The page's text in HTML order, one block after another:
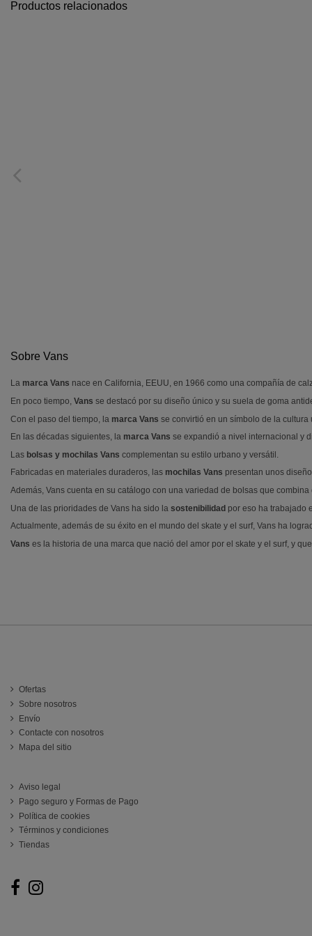
Productos relacionados
Sobre Vans
La marca Vans nace en California, EEUU, en 1966 como una compañía de
En poco tiempo, Vans se destacó por su diseño único y su suela de goma
Con el paso del tiempo, la marca Vans se convirtió en un símbolo de la
En las décadas siguientes, la marca Vans se expandió a nivel internacional y
Las bolsas y mochilas Vans complementan su estilo urbano y versátil.
Fabricadas en materiales duraderos, las mochilas Vans presentan unos
Además, Vans cuenta en su catálogo con una variedad de bolsas que
Una de las prioridades de Vans ha sido la sostenibilidad por eso ha trabajado
Actualmente, además de su éxito en el mundo del skate y el surf, Vans ha
Vans es la historia de una marca que nació del amor por el skate y el surf, y
Ofertas
Sobre nosotros
Envío
Contacte con nosotros
Mapa del sitio
Aviso legal
Pago seguro y Formas de Pago
Política de cookies
Términos y condiciones
Tiendas